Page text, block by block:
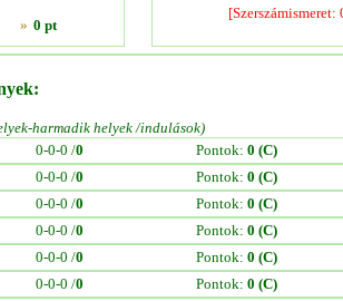
» 0 pt
harmadik helyek /indulások)
0-0-0 /0 Pontok: 0 (C)
0-0-0 /0 Pontok: 0 (C)
0-0-0 /0 Pontok: 0 (C)
0-0-0 /0 Pontok: 0 (C)
0-0-0 /0 Pontok: 0 (C)
0-0-0 /0 Pontok: 0 (C)